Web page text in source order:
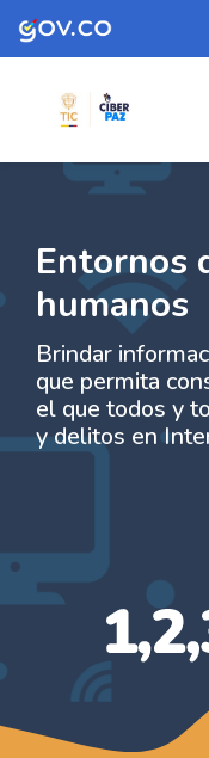
Skip to navigation
Skip to login form
Skip to footer
Saltar al contenido
- Entornos
Página Principal
- Entornos Digitales
- Entornos
Entornos
humanos
Brindar
que permita
el que todos y
y delitos en